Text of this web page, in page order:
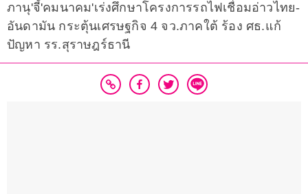
ภานุ'จี้'คมนาคม'เร่งศึกษาโครงการรถไฟเชื่อมอ่าวไทย-
อันดามัน กระตุ้นเศรษฐกิจ 4 จว.ภาคใต้ ร้อง ศธ.แก้
ปัญหา รร.สุราษฎร์ธานี